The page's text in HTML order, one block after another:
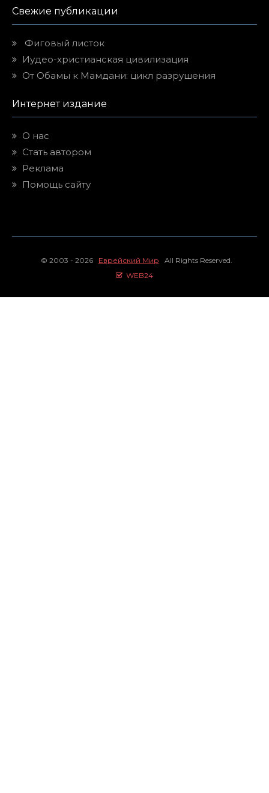
Свежие публикации
Фиговый листок
Иудео-христианская цивилизация
От Обамы к Мамдани: цикл разрушения
Интернет издание
О нас
Стать автором
Реклама
Помощь сайту
© 2003 - 2026 Еврейский Мир All Rights Reserved.
WEB24